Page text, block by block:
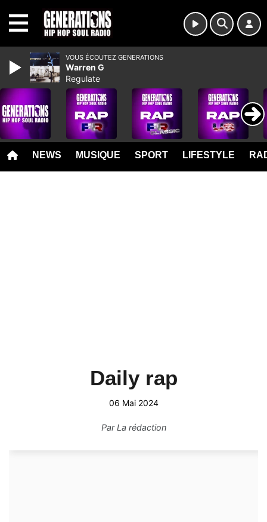
NEWS MUSIQUE SPORT LIFESTYLE
Daily rap
06 Mai 2024
ParLa rédaction
VOUS ÉCOUTEZ GENERATIONS
Warren G
Regulate